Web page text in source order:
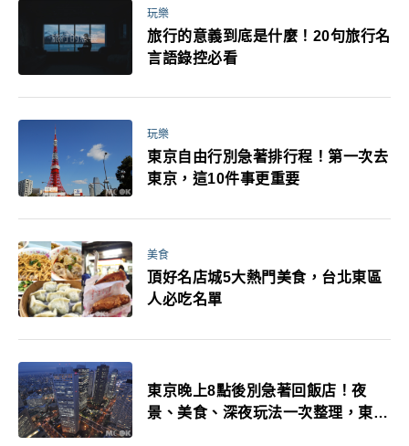
玩樂
旅行的意義到底是什麼！20句旅行名
言語錄控必看
玩樂
東京自由行別急著排行程！第一次去
東京，這10件事更重要
美食
頂好名店城5大熱門美食，台北東區
人必吃名單
東京晚上8點後別急著回飯店！夜
景、美食、深夜玩法一次整理，東京